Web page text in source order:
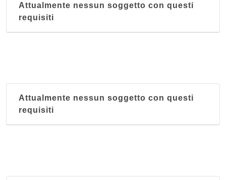
Nel continente nero - Africano
Rodizio Brasileiro
via della Marina 3r, Genova
Attualmente nessun soggetto con questi
requisiti
Attualmente nessun soggetto con questi
requisiti